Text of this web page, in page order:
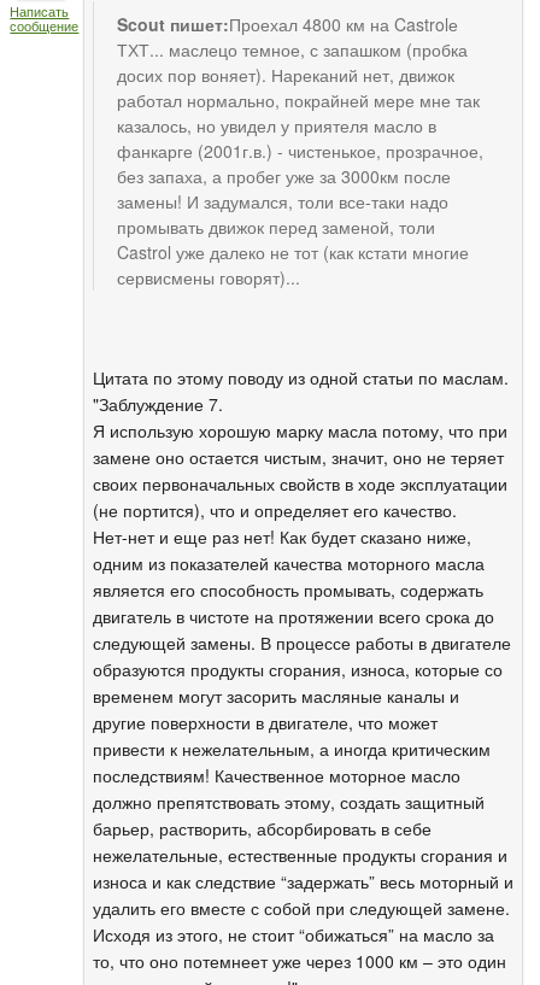
Написать
сообщение Scout пишет:Проехал 4800 км на Castrolе
ТХТ... маслецо темное, с запашком (пробка
досих пор воняет). Нареканий нет, движок
работал нормально, покрайней мере мне так
казалось, но увидел у приятеля масло в
фанкарге (2001г.в.) - чистенькое, прозрачное,
без запаха, а пробег уже за 3000км после
замены! И задумался, толи все-таки надо
промывать движок перед заменой, толи
Castrol уже далеко не тот (как кстати многие
сервисмены говорят)...
Цитата по этому поводу из одной статьи по маслам.
"Заблуждение 7.
Я использую хорошую марку масла потому, что при
замене оно остается чистым, значит, оно не теряет
своих первоначальных свойств в ходе эксплуатации
(не портится), что и определяет его качество.
Нет-нет и еще раз нет! Как будет сказано ниже,
одним из показателей качества моторного масла
является его способность промывать, содержать
двигатель в чистоте на протяжении всего срока до
следующей замены. В процессе работы в двигателе
образуются продукты сгорания, износа, которые со
временем могут засорить масляные каналы и
другие поверхности в двигателе, что может
привести к нежелательным, а иногда критическим
последствиям! Качественное моторное масло
должно препятствовать этому, создать защитный
барьер, растворить, абсорбировать в себе
нежелательные, естественные продукты сгорания и
износа и как следствие “задержать” весь моторный и
удалить его вместе с собой при следующей замене.
Исходя из этого, не стоит “обижаться” на масло за
то, что оно потемнеет уже через 1000 км – это один